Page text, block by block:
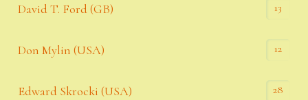
David T. Ford (GB) 13
Don Mylin (USA) 12
Edward Skrocki (USA) 28